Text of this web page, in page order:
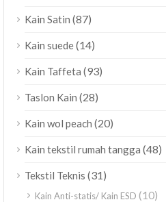
Kain Satin (87)
Kain suede(14)
Kain Taffeta (93)
Taslon Kain (28)
Kain wol peach (20)
Kain tekstil rumah tangga (48)
Tekstil Teknis (31)
Kain Anti-statis/ Kain ESD (10)